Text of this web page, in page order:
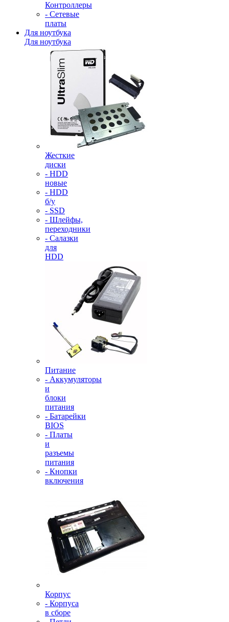
Контроллеры
- Сетевые
платы
Для ноутбука
Для ноутбука
Жесткие
диски
- HDD
новые
- HDD
б/у
- SSD
- Шлейфы,
переходники
- Салазки
для
HDD
Питание
- Аккумуляторы
и
блоки
питания
- Батарейки
BIOS
- Платы
и
разъемы
питания
- Кнопки
включения
Корпус
- Корпуса
в сборе